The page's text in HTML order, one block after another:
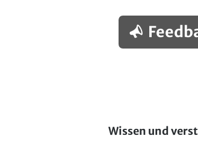
Wissen und